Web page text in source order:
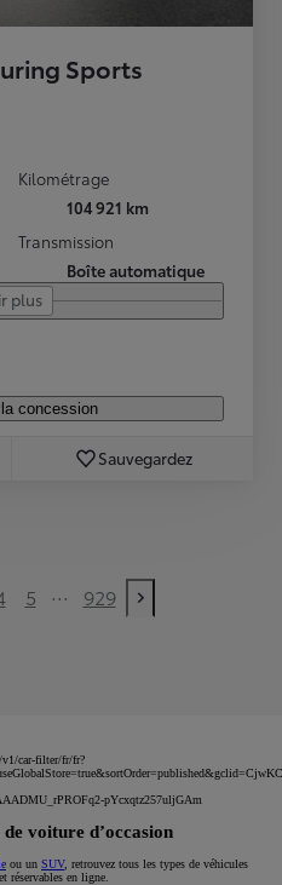
Sports
Kilométrage
104 921 km
Transmission
Boîte automatique
plus
concession
Sauvegardez
5 ... 929
Next page
v1/car-filter/fr/fr?
pYcxqtz257uljGAm
voiture d’occasion
ou un SUV, retrouvez tous les types de véhicules
réservables en ligne.